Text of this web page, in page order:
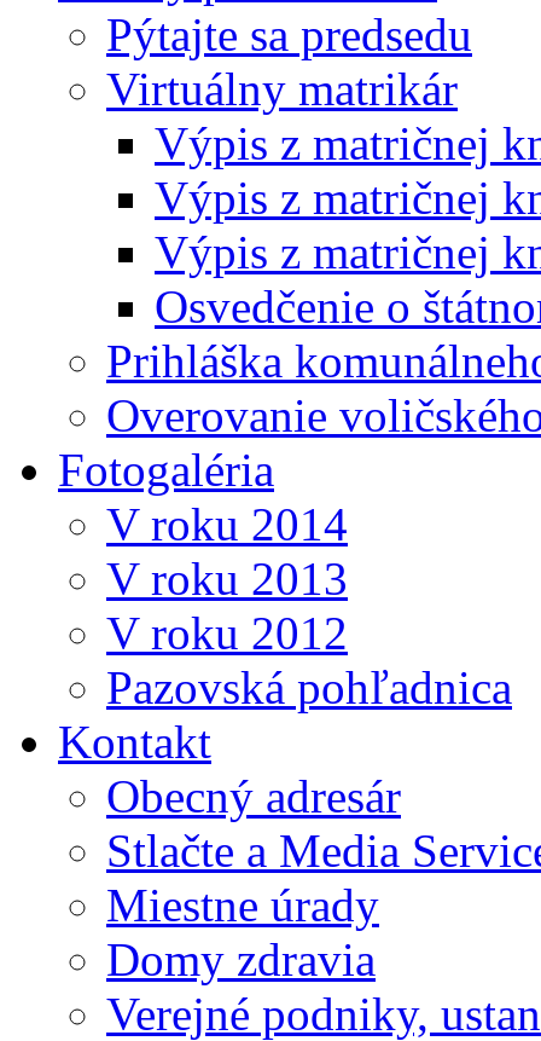
Pýtajte sa predsedu
Virtuálny matrikár
Výpis z matričnej
Výpis z matričnej
Výpis z matričnej
Osvedčenie o
Prihláška
Overovanie
Fotogaléria
V roku 2014
V roku 2013
V roku 2012
Pazovská pohľadnica
Kontakt
Obecný adresár
Stlačte a Media
Miestne úrady
Domy zdravia
Verejné podniky,